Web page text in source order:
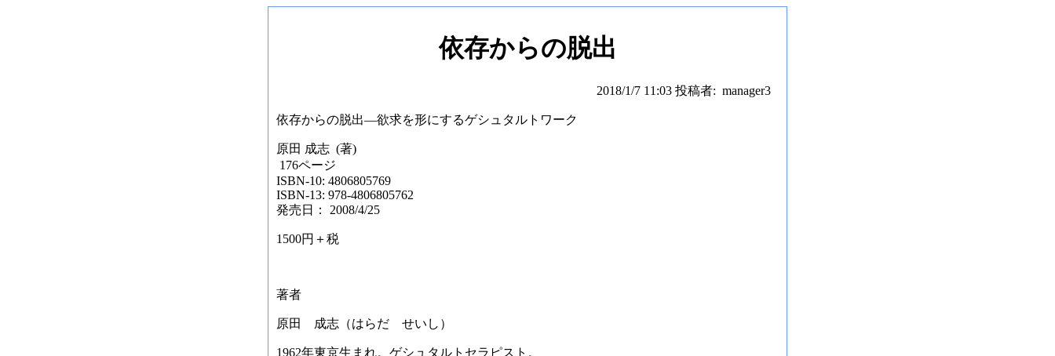
依存からの脱出
2018/1/7 11:03 投稿者: manager3
依存からの脱出―欲求を形にするゲシュタルトワーク
原田 成志 (著)
176ページ
ISBN-10: 4806805769
ISBN-13: 978-4806805762
発売日： 2008/4/25
1500円＋税
著者
原田 成志（はらだ せいし）
1962年東京生まれ。ゲシュタルトセラピスト。